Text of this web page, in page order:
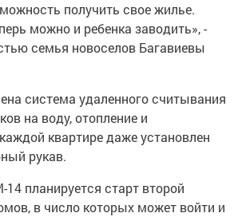
получить свое жилье.
можно и ребенка заводить», -
семья новоселов Багавиевы
система удаленного считывания
на воду, отопление и
квартире даже установлен
рукав.
планируется старт второй
в число которых может войти и